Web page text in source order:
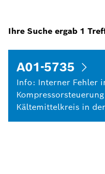
Ihre Suche ergab 1
A01-5735
Info: Interner Fehler
Kältemittelkreis in